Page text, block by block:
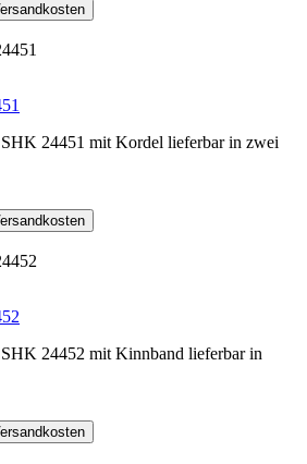
24451 mit Kordel lieferbar in zwei
24452 mit Kinnband lieferbar in